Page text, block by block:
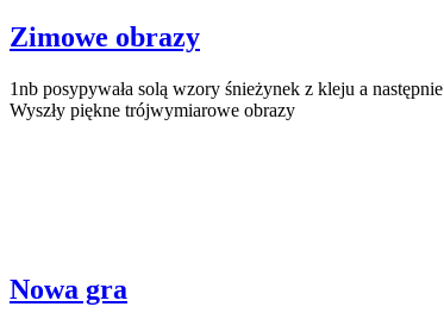
Zimowe obrazy
1nb posypywała solą wzory śnieżynek z kleju a
Wyszły piękne trójwymiarowe obrazy
Nowa gra